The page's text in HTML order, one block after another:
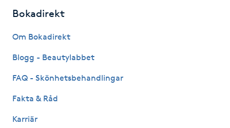
Klippning
Klippning & Slingor
Klippning ungdom
Koppningsmassage
Kosmetisk tatuering
Bokadirekt
Om Bokadirekt
Blogg - Beautylabbet
FAQ - Skönhetsbehandlingar
Fakta & Råd
Karriär